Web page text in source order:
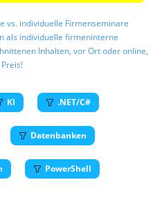
vs. individuelle Firmenseminare
als individuelle firmeninterne
Inhalten, vor Ort oder online,
KI .NET/C#
Datenbanken
PowerShell